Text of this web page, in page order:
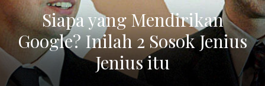
Siapa yang Mendirikan
Google? Inilah 2 Sosok Jenius
Jenius itu